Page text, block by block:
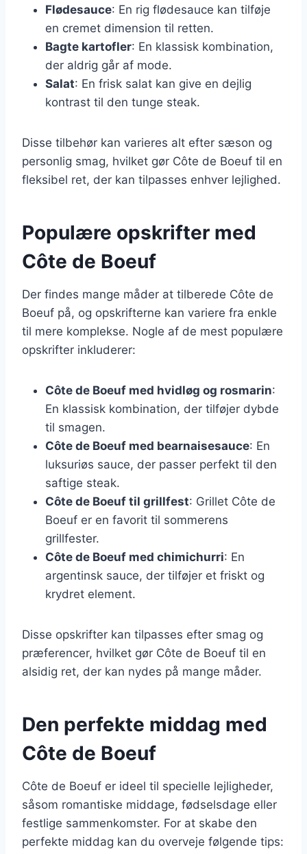
Flødesauce: En rig flødesauce kan tilføje
en cremet dimension til retten.
Bagte kartofler: En klassisk kombination,
der aldrig går af mode.
Salat: En frisk salat kan give en dejlig
kontrast til den tunge steak.
Disse tilbehør kan varieres alt efter sæson og
personlig smag, hvilket gør Côte de Boeuf til en
fleksibel ret, der kan tilpasses enhver lejlighed.
Populære opskrifter med
Côte de Boeuf
Der findes mange måder at tilberede Côte de
Boeuf på, og opskrifterne kan variere fra enkle
til mere komplekse. Nogle af de mest populære
opskrifter inkluderer:
Côte de Boeuf med hvidløg og rosmarin:
En klassisk kombination, der tilføjer dybde
til smagen.
Côte de Boeuf med bearnaisesauce: En
luksuriøs sauce, der passer perfekt til den
saftige steak.
Côte de Boeuf til grillfest: Grillet Côte de
Boeuf er en favorit til sommerens
grillfester.
Côte de Boeuf med chimichurri: En
argentinsk sauce, der tilføjer et friskt og
krydret element.
Disse opskrifter kan tilpasses efter smag og
præferencer, hvilket gør Côte de Boeuf til en
alsidig ret, der kan nydes på mange måder.
Den perfekte middag med
Côte de Boeuf
Côte de Boeuf er ideel til specielle lejligheder,
såsom romantiske middage, fødselsdage eller
festlige sammenkomster. For at skabe den
perfekte middag kan du overveje følgende tips: